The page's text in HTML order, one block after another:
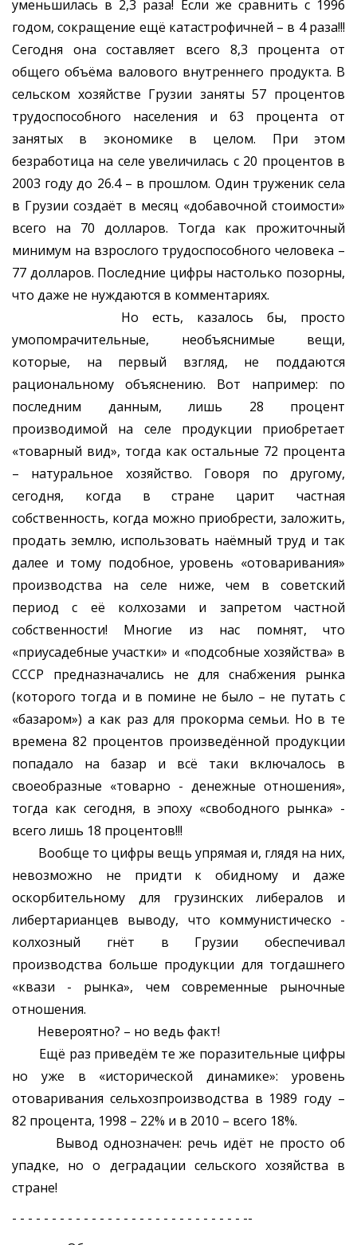
уменьшилась в 2,3 раза! Если же сравнить с 1996
годом, сокращение ещё катастрофичней – в 4 раза!!!
Сегодня она составляет всего 8,3 процента от
общего объёма валового внутреннего продукта. В
сельском хозяйстве Грузии заняты 57 процентов
трудоспособного населения и 63 процента от
занятых в экономике в целом. При этом
безработица на селе увеличилась с 20 процентов в
2003 году до 26.4 – в прошлом. Один труженик села
в Грузии создаёт в месяц «добавочной стоимости»
всего на 70 долларов. Тогда как прожиточный
минимум на взрослого трудоспособного человека –
77 долларов. Последние цифры настолько позорны,
что даже не нуждаются в комментариях.
Но есть, казалось бы, просто
умопомрачительные, необъяснимые вещи,
которые, на первый взгляд, не поддаются
рациональному объяснению. Вот например: по
последним данным, лишь 28 процент
производимой на селе продукции приобретает
«товарный вид», тогда как остальные 72 процента
– натуральное хозяйство. Говоря по другому,
сегодня, когда в стране царит частная
собственность, когда можно приобрести, заложить,
продать землю, использовать наёмный труд и так
далее и тому подобное, уровень «отоваривания»
производства на селе ниже, чем в советский
период с её колхозами и запретом частной
собственности! Многие из нас помнят, что
«приусадебные участки» и «подсобные хозяйства» в
СССР предназначались не для снабжения рынка
(которого тогда и в помине не было – не путать с
«базаром») а как раз для прокорма семьи. Но в те
времена 82 процентов произведённой продукции
попадало на базар и всё таки включалось в
своеобразные «товарно - денежные отношения»,
тогда как сегодня, в эпоху «свободного рынка» -
всего лишь 18 процентов!!!
Вообще то цифры вещь упрямая и, глядя на них,
невозможно не придти к обидному и даже
оскорбительному для грузинских либералов и
либертарианцев выводу, что коммунистическо -
колхозный гнёт в Грузии обеспечивал
производства больше продукции для тогдашнего
«квази - рынка», чем современные рыночные
отношения.
Невероятно? – но ведь факт!
Ещё раз приведём те же поразительные цифры
но уже в «исторической динамике»: уровень
отоваривания сельхозпроизводства в 1989 году –
82 процента, 1998 – 22% и в 2010 – всего 18%.
Вывод однозначен: речь идёт не просто об
упадке, но о деградации сельского хозяйства в
стране!
- - - - - - - - - - - - - - - - - - - - - - - - - - - - - --